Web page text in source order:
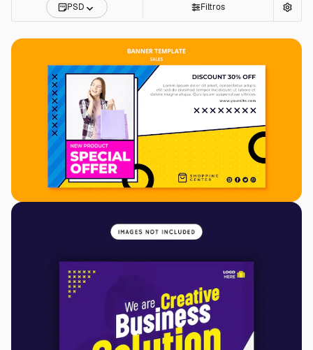
PSD Filtros